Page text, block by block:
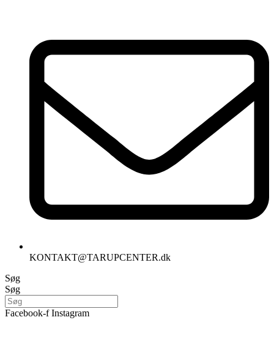
KONTAKT@TARUPCENTER.dk
Søg
Søg
Facebook-f Instagram